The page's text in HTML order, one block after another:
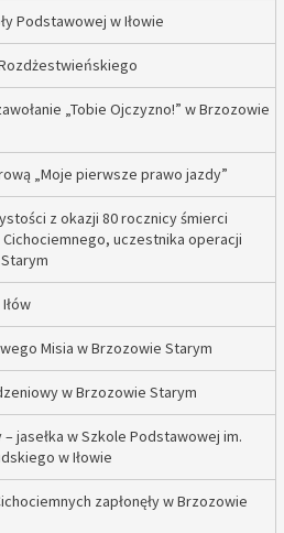
Podstawowej w Iłowie
„Tobie Ojczyzno!” w Brzozowie
„Moje pierwsze prawo jazdy”
z okazji 80 rocznicy śmierci
uczestnika operacji
Misia w Brzozowie Starym
w Brzozowie Starym
jasełka w Szkole Podstawowej im.
w Iłowie
zapłonęły w Brzozowie